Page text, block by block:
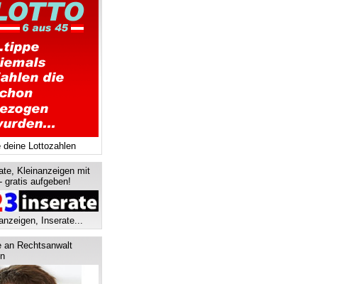
deine Lottozahlen
Kleinanzeigen mit
gratis aufgeben!
Inserate...
an Rechtsanwalt